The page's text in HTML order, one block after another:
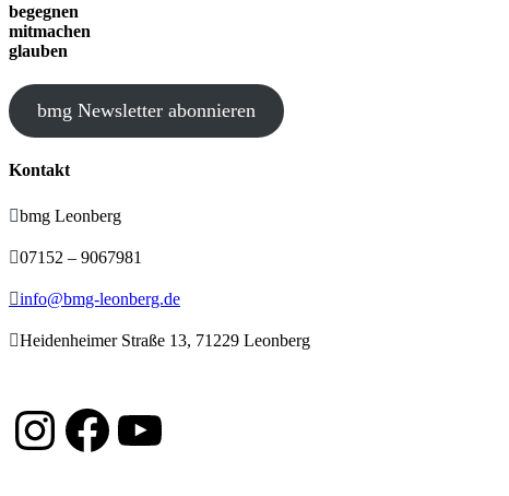
begegnen
mitmachen
glauben
bmg Newsletter abonnieren
Kontakt
bmg Leonberg
07152 – 9067981
info@bmg-leonberg.de
Heidenheimer Straße 13, 71229 Leonberg
Instagram
Facebook
YouTube